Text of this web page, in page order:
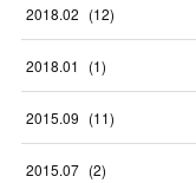
2018.02 (12)
2018.01 (1)
2015.09 (11)
2015.07 (2)